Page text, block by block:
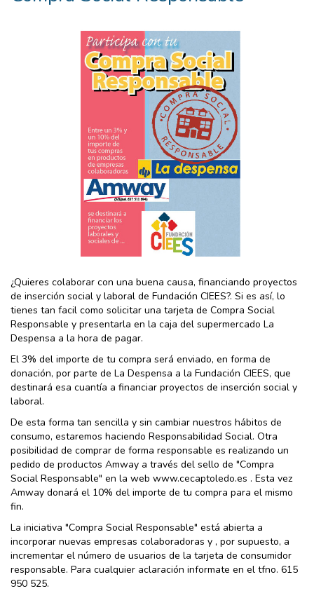
¿Quieres colaborar con una buena causa, financiando proyectos
de inserción social y laboral de Fundación CIEES?. Si es así, lo
tienes tan facil como solicitar una tarjeta de Compra Social
Responsable y presentarla en la caja del supermercado La
Despensa a la hora de pagar.
El 3% del importe de tu compra será enviado, en forma de
donación, por parte de La Despensa a la Fundación CIEES, que
destinará esa cuantía a financiar proyectos de inserción social y
laboral.
De esta forma tan sencilla y sin cambiar nuestros hábitos de
consumo, estaremos haciendo Responsabilidad Social. Otra
posibilidad de comprar de forma responsable es realizando un
pedido de productos Amway a través del sello de "Compra
Social Responsable" en la web www.cecaptoledo.es . Esta vez
Amway donará el 10% del importe de tu compra para el mismo
fin.
La iniciativa "Compra Social Responsable" está abierta a
incorporar nuevas empresas colaboradoras y , por supuesto, a
incrementar el número de usuarios de la tarjeta de consumidor
responsable. Para cualquier aclaración informate en el tfno. 615
950 525.